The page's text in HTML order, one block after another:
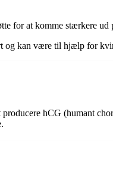
for at komme stærkere ud
og kan være til hjælp for
hCG (humant